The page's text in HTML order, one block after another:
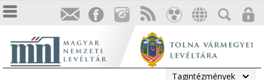
Tagintézmények